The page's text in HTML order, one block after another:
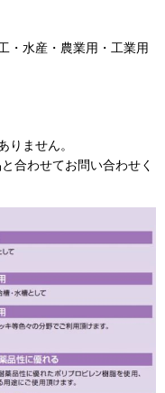
・水産・農業用・工業用
りません。
合わせてお問い合わせく